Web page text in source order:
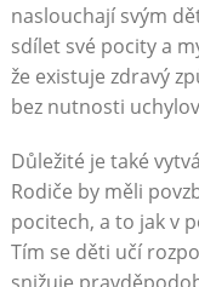
naslouchají svým
sdílet své pocity a
že existuje zdravý
bez nutnosti
Důležité je také
Rodiče by měli
pocitech, a to jak v
Tím se děti učí